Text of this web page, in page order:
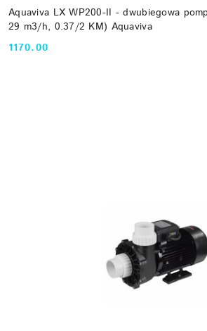
Aquaviva LX WP200-II - dwubiegowa
29 m3/h, 0.37/2 KM) Aquaviva
Cena:
1170.00